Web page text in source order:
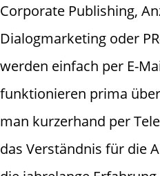
Corporate Publishing,
Dialogmarketing oder
werden einfach per E-
funktionieren prima
man kurzerhand per
das Verständnis für die